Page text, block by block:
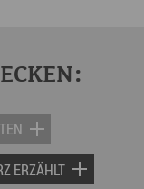
ERZÄHLT